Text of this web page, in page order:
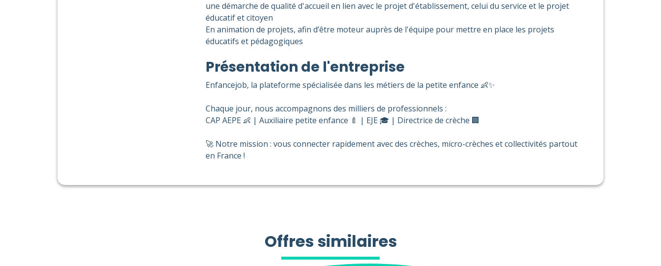
une démarche de qualité d'accueil en lien avec le projet d'établissement, celui du service et le projet
éducatif et citoyen
En animation de projets, afin d’être moteur auprès de l'équipe pour mettre en place les projets
éducatifs et pédagogiques
Présentation de l'entreprise
Enfancejob, la plateforme spécialisée dans les métiers de la petite enfance 👶✨
Chaque jour, nous accompagnons des milliers de professionnels :
CAP AEPE 👶 | Auxiliaire petite enfance 🍼 | EJE 🎓 | Directrice de crèche 🏢
🚀 Notre mission : vous connecter rapidement avec des crèches, micro-crèches et collectivités partout
en France !
Offres similaires